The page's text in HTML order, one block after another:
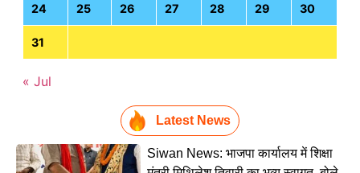
24 25 26 27 28 29 30
31
« Jul
Latest News
Siwan News: भाजपा कार्यालय में शिक्षा